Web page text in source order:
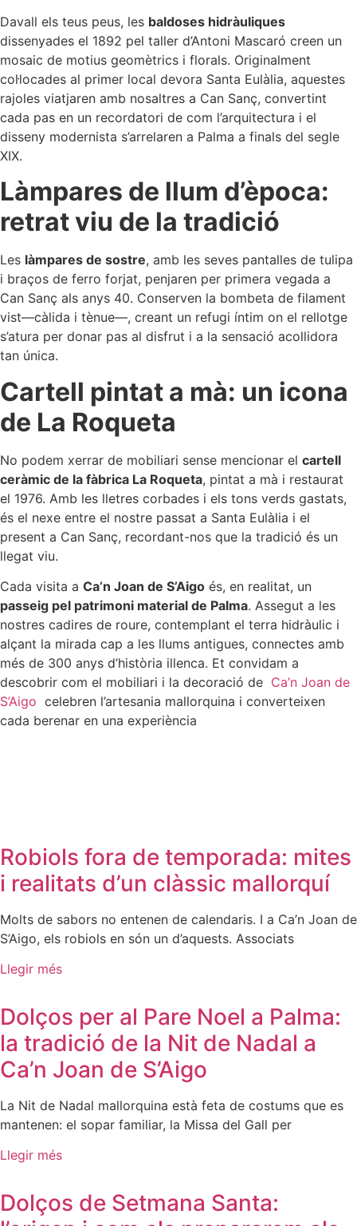
Davall els teus peus, les baldoses hidràuliques
dissenyades el 1892 pel taller d’Antoni Mascaró creen un
mosaic de motius geomètrics i florals. Originalment
col·locades al primer local devora Santa Eulàlia, aquestes
rajoles viatjaren amb nosaltres a Can Sanç, convertint
cada pas en un recordatori de com l’arquitectura i el
disseny modernista s’arrelaren a Palma a finals del segle
XIX.
Làmpares de llum d’època:
retrat viu de la tradició
Les làmpares de sostre, amb les seves pantalles de tulipa
i braços de ferro forjat, penjaren per primera vegada a
Can Sanç als anys 40. Conserven la bombeta de filament
vist—càlida i tènue—, creant un refugi íntim on el rellotge
s’atura per donar pas al disfrut i a la sensació acollidora
tan única.
Cartell pintat a mà: un icona
de La Roqueta
No podem xerrar de mobiliari sense mencionar el cartell
ceràmic de la fàbrica La Roqueta, pintat a mà i restaurat
el 1976. Amb les lletres corbades i els tons verds gastats,
és el nexe entre el nostre passat a Santa Eulàlia i el
present a Can Sanç, recordant-nos que la tradició és un
llegat viu.
Cada visita a Ca’n Joan de S’Aigo és, en realitat, un
passeig pel patrimoni material de Palma. Assegut a les
nostres cadires de roure, contemplant el terra hidràulic i
alçant la mirada cap a les llums antigues, connectes amb
més de 300 anys d’història illenca. Et convidam a
descobrir com el mobiliari i la decoració de Ca’n Joan de
S’Aigo celebren l’artesania mallorquina i converteixen
cada berenar en una experiència
Robiols fora de temporada: mites
i realitats d’un clàssic mallorquí
Molts de sabors no entenen de calendaris. I a Ca’n Joan de
S’Aigo, els robiols en són un d’aquests. Associats
Llegir més
Dolços per al Pare Noel a Palma:
la tradició de la Nit de Nadal a
Ca’n Joan de S’Aigo
La Nit de Nadal mallorquina està feta de costums que es
mantenen: el sopar familiar, la Missa del Gall per
Llegir més
Dolços de Setmana Santa: